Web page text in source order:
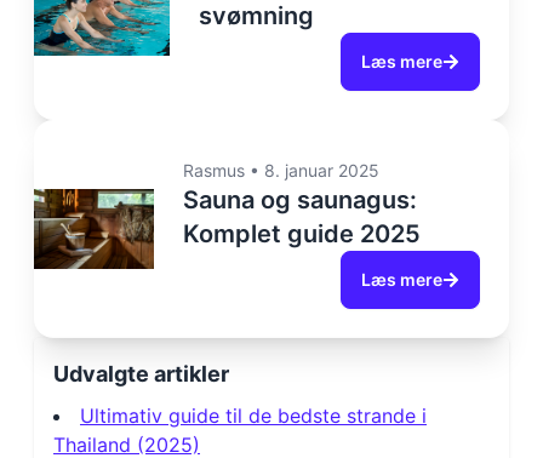
Udvalgte artikler
Ultimativ guide til de bedste strande i
Thailand (2025)
svømning
Læs mere
Rasmus • 8. januar 2025
Sauna og saunagus:
Komplet guide 2025
Læs mere